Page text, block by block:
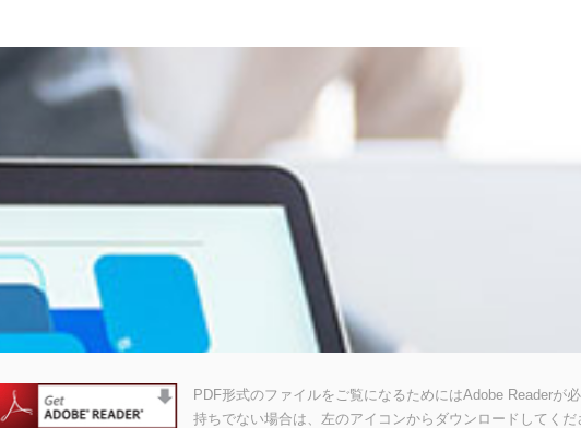
PDF形式のファイルをご覧になるためにはAdobe Readerが
持ちでない場合は、左のアイコンからダウンロードしてくだ